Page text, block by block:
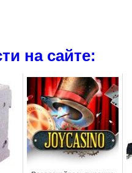
на сайте: